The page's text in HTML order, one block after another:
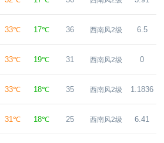
33℃ 17℃ 36 西南风2级 6.5
33℃ 19℃ 31 西南风2级 0
33℃ 18℃ 35 西南风2级 1.1836
31℃ 18℃ 25 西南风2级 6.41